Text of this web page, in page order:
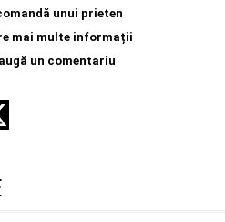
unui prieten
mai multe informații
un comentariu